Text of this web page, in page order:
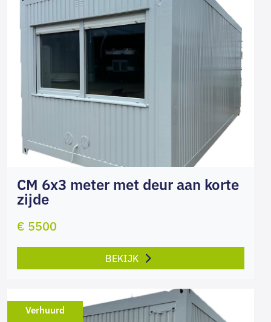
CM 6x3 meter met deur aan korte
zijde
€ 5500
BEKIJK
Verhuurd